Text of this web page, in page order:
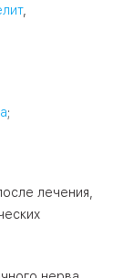
,
;
лечения,